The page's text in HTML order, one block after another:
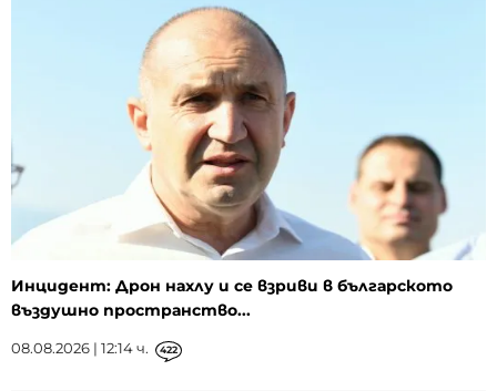
Инцидент: Дрон нахлу и се взриви в българското
въздушно пространство...
08.08.2026 | 12:14 ч. 422